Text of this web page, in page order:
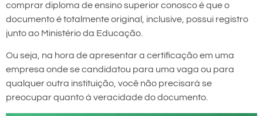
comprar diploma de ensino superior conosco é que o
documento é totalmente original, inclusive, possui registro
junto ao Ministério da Educação.
Ou seja, na hora de apresentar a certificação em uma
empresa onde se candidatou para uma vaga ou para
qualquer outra instituição, você não precisará se
preocupar quanto à veracidade do documento.